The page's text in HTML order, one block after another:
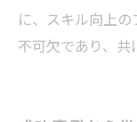
に、スキル向上
不可欠であり、共